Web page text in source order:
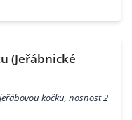
(Jeřábnické
kočku, nosnost 2